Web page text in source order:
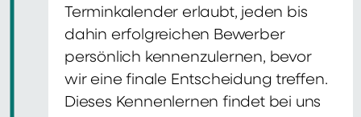
Terminkalender erlaubt, jeden bis
dahin erfolgreichen Bewerber
persönlich kennenzulernen, bevor
wir eine finale Entscheidung treffen.
Dieses Kennenlernen findet bei uns